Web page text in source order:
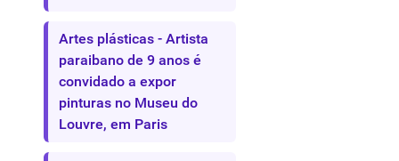
Artes plásticas - Artista
paraibano de 9 anos é
convidado a expor
pinturas no Museu do
Louvre, em Paris